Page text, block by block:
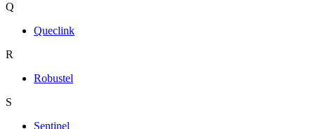
Q
Queclink
R
Robustel
S
Sentinel